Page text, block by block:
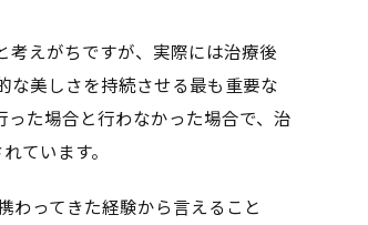
考えがちですが、実際には治療後
な美しさを持続させる最も重要な
た場合と行わなかった場合で、治
ています。
わってきた経験から言えること